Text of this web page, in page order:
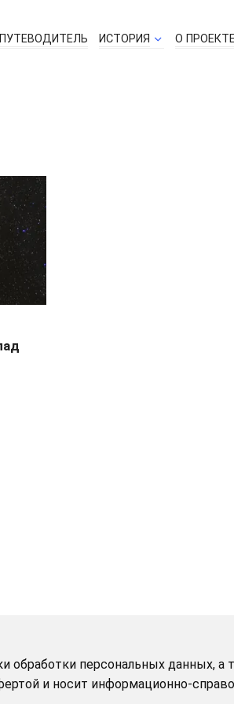
ПУТЕВОДИТЕЛЬ ИСТОРИЯ О
обработки персональных данных, а
и носит информационно-